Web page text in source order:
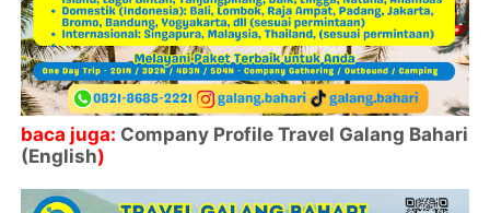
baca juga: Company Profile Travel Galang Bahari
(English)